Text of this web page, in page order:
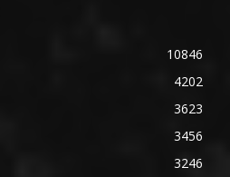
10846
4202
3623
3456
3246